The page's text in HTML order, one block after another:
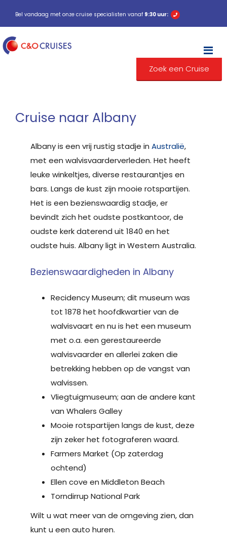
Bel vandaag met onze cruise specialisten vanaf 9:30 uur:
Zoek een Cruise
Cruise naar Albany
Albany is een vrij rustig stadje in Australië,
met een walvisvaarderverleden. Het heeft
leuke winkeltjes, diverse restaurantjes en
bars. Langs de kust zijn mooie rotspartijen.
Het is een bezienswaardig stadje, er
bevindt zich het oudste postkantoor, de
oudste kerk daterend uit 1840 en het
oudste huis. Albany ligt in Western Australia.
Bezienswaardigheden in Albany
Recidency Museum; dit museum was
tot 1878 het hoofdkwartier van de
walvisvaart en nu is het een museum
met o.a. een gerestaureerde
walvisvaarder en allerlei zaken die
betrekking hebben op de vangst van
walvissen.
Vliegtuigmuseum; aan de andere kant
van Whalers Galley
Mooie rotspartijen langs de kust, deze
zijn zeker het fotograferen waard.
Farmers Market (Op zaterdag
ochtend)
Ellen cove en Middleton Beach
Torndirrup National Park
Wilt u wat meer van de omgeving zien, dan
kunt u een auto huren.